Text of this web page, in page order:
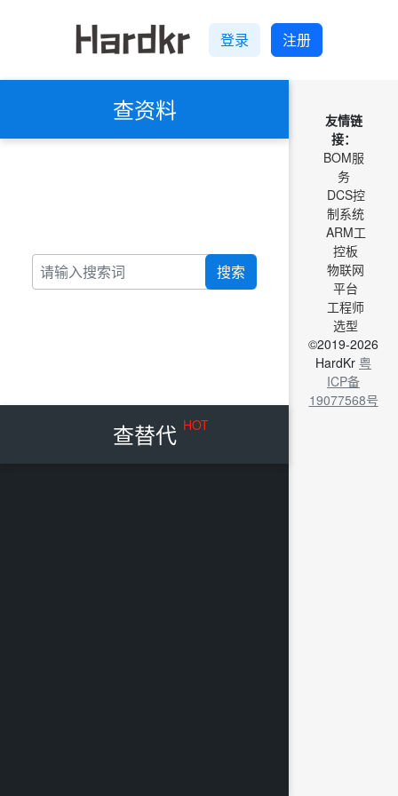
登录 注册
查资料
搜索
查替代 HOT
友情链
接：
BOM服
务
DCS控
制系统
ARM工
控板
物联网
平台
工程师
选型
©2019-2026
HardKr 粤
ICP备
19077568号